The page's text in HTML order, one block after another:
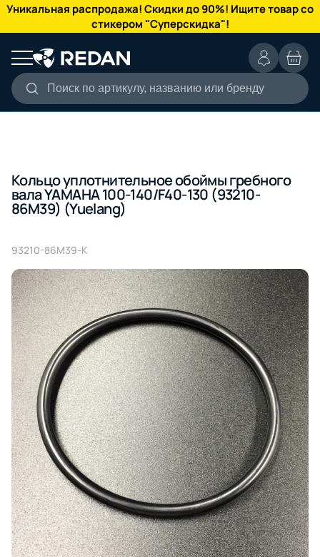
Уникальная распродажа! Скидки до 90%! Ищите товар со
стикером "Суперскидка"!
Поиск по артикулу, названию или бренду
КАТАЛОГ
Кольцо уплотнительное обоймы гребного
вала YAMAHA 100-140/F40-130 (93210-
86M39) (Yuelang)
93210-86M39-K